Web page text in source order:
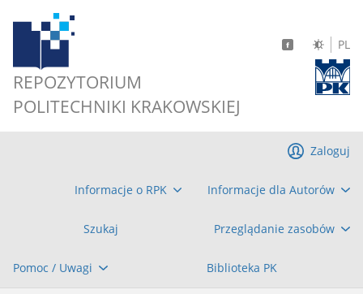
REPOZYTORIUM
POLITECHNIKI KRAKOWSKIEJ
PL
Informacje o RPK Informacje dla Autorów
Szukaj Przeglądanie zasobów
Pomoc / Uwagi Biblioteka PK
Zaloguj